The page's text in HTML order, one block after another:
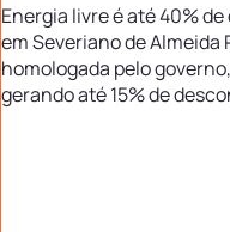
Energia livre é até 40%
em Severiano de Almeida
homologada pelo
gerando até 15% de